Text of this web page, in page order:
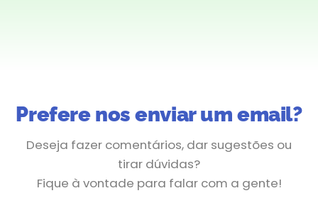
Prefere nos enviar um email?
Deseja fazer comentários, dar sugestões ou
tirar dúvidas?
Fique à vontade para falar com a gente!